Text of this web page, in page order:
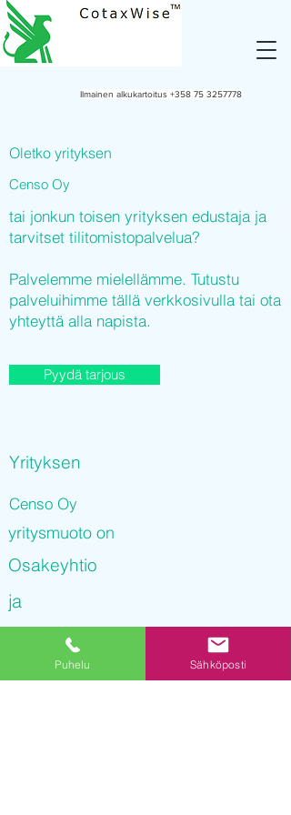
Ilmainen alkukartoitus +358 75 3257778
Oletko yrityksen
Censo Oy
tai jonkun toisen yrityksen edustaja ja
tarvitset tilitomistopalvelua?
Palvelemme mielellämme. Tutustu
palveluihimme tällä verkkosivulla tai ota
yhteyttä alla napista.
Pyydä tarjous
Yrityksen
Censo Oy
yritysmuoto on
Osakeyhtio
ja
Censo Oy
on rekisteröity kaupparekisteriin
Puhelu Sähköposti